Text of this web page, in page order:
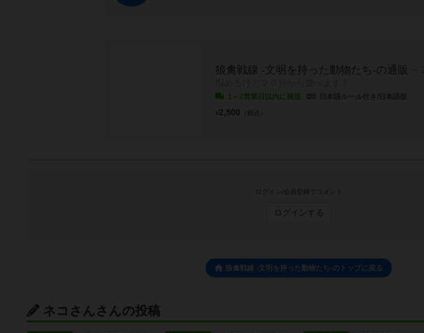
狼禽戦線 -文明を持った動物たち-の通販
1～2営業日以内に発送
¥2,500 （税込）
ログイン/会員登録でコメント
ログインする
狼禽戦線 -文明を持った動物たち-のトップに戻る
ネコさんさんの投稿